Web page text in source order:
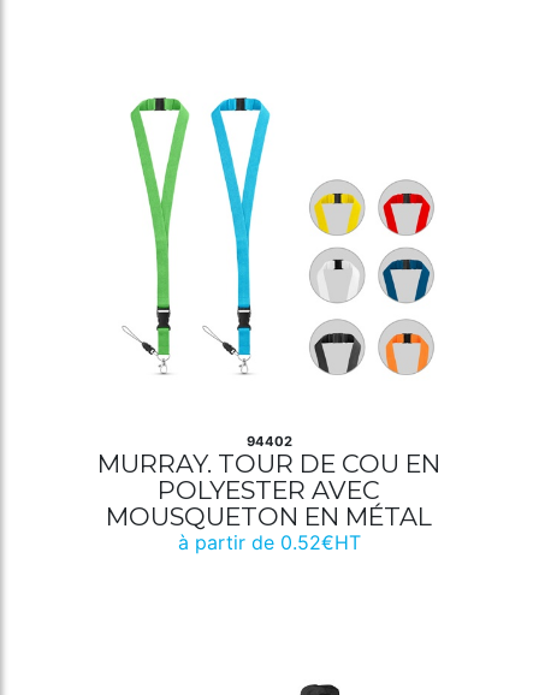
94402
MURRAY. TOUR DE COU EN
POLYESTER AVEC
MOUSQUETON EN MÉTAL
à partir de 0.52€HT